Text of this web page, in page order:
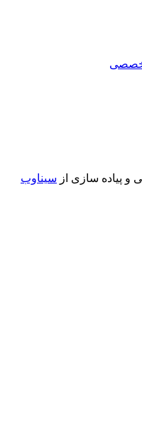
و پیاده سازی از سیناوب